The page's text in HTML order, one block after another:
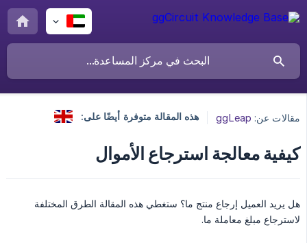
مقالات عن: ggLeap هذه المقالة متوفرة أيضًا على:
كيفية معالجة استرجاع الأموال
هل يريد العميل إرجاع منتج ما؟ ستغطي هذه المقالة الطرق المختلفة
لاسترجاع مبلغ معاملة ما.